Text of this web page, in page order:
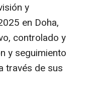
y
en Doha,
controlado y
y seguimiento
través de sus